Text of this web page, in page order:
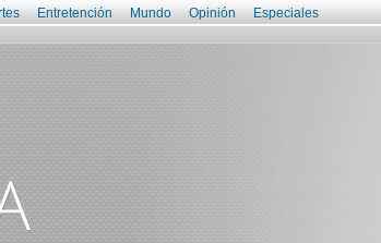
Entretención Mundo Opinión Especiales